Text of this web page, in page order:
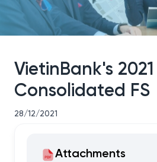
VietinBank's
Consolidated FS
28/12/2021
Attachments